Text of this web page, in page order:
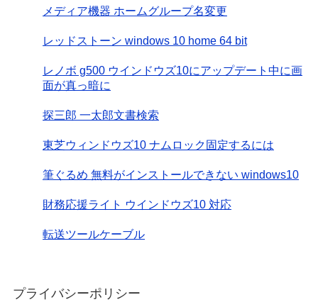
メディア機器 ホームグループ名変更
レッドストーン windows 10 home 64 bit
レノボ g500 ウインドウズ10にアップデート中に画
面が真っ暗に
探三郎 一太郎文書検索
東芝ウィンドウズ10 ナムロック固定するには
筆ぐるめ 無料がインストールできない windows10
財務応援ライト ウインドウズ10 対応
転送ツールケーブル
プライバシーポリシー